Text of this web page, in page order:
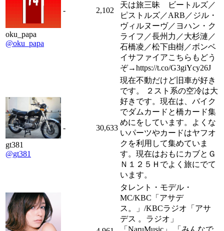
oku_papa
@oku_papa
- 2,102
天は旅三昧 ビートルズ／
ピストルズ／ARB／ジル・
ヴィルヌーヴ／ヨハン・ク
ライフ／長州力／大杉漣／
石橋凌／松下由樹／ボンベ
イサファイアこちらもどう
ぞ→https://t.co/G3giYcy26J
gt381
@gt381
- 30,633
現在不動だけど旧車が好き
です。 ２スト系の空冷は大
好きです。現在は、バイク
でダムカードと橋カード集
めにをしています。よくな
いパーツやカードはヤフオ
クを利用して集めていま
す。現在はおもにカブとＧ
Ｎ１２５Ｈでよく旅にでて
います。
タレント・モデル・
MC/KBC「アサデ
ス。」/KBCラジオ「アサ
デス 。ラジオ」
「NaruMusic」 「みんなで